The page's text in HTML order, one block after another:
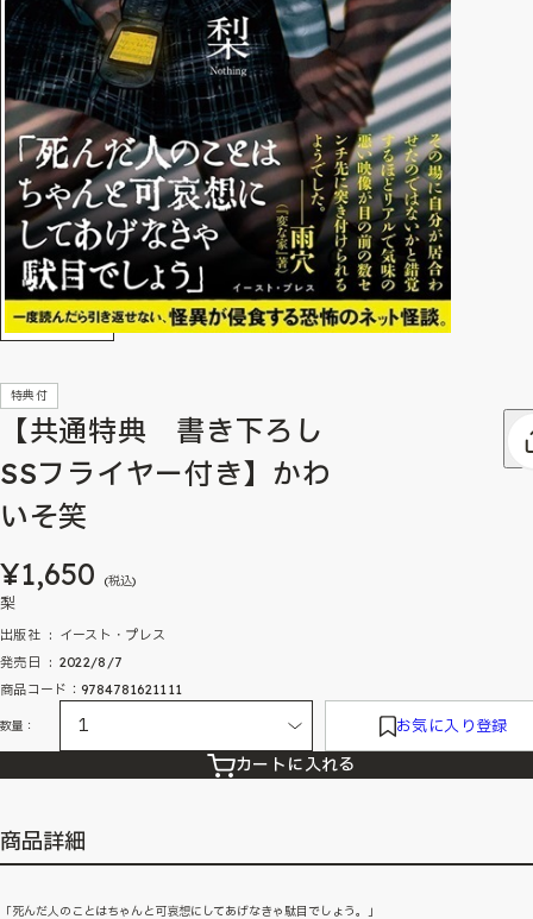
特典付
【共通特典 書き下ろし
SSフライヤー付き】かわ
いそ笑
¥1,650 (税込)
梨
出版社 ‏ : ‎ イースト・プレス
発売日 ‏ : ‎ 2022/8/7
商品コード：9784781621111
数量： お気に入り登録
カートに入れる
商品詳細
「死んだ人のことはちゃんと可哀想にしてあげなきゃ駄目でしょう。」